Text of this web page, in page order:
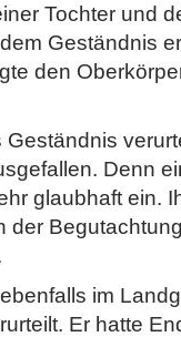
Tochter und
Geständnis
den
Denn
glaubhaft ein.
der
im
Er hatte